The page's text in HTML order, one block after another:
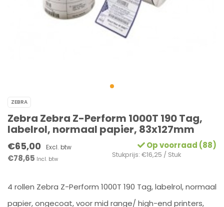
ZEBRA
Zebra Zebra Z-Perform 1000T 190 Tag,
labelrol, normaal papier, 83x127mm
€65,00 Excl. btw
€78,65 Incl. btw
Op voorraad (88)
Stukprijs: €16,25 / Stuk
4 rollen Zebra Z-Perform 1000T 190 Tag, labelrol, normaal
papier, ongecoat, voor mid range/ high-end printers,